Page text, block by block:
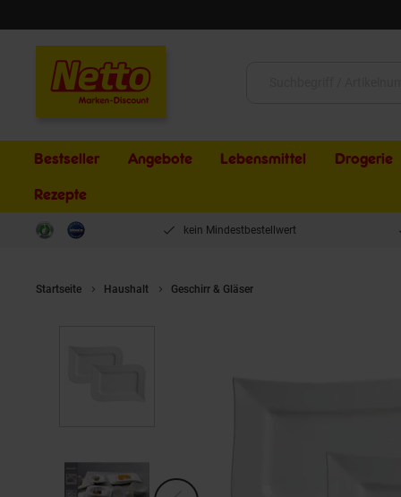
Bestseller Angebote Lebensmittel Drogerie
Rezepte
kein Mindestbestellwert
Startseite Haushalt Geschirr & Gläser